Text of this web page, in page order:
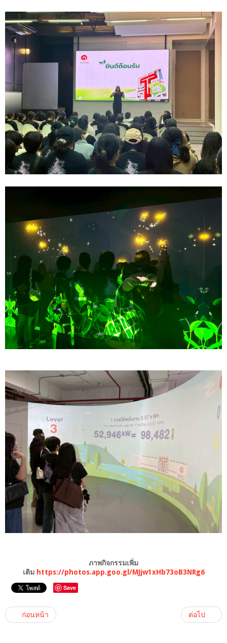
ภาพกิจกรรมเพิ่ม
เติม https://photos.app.goo.gl/MJjw1xHb73oB3NRg6
Save
ก่อนหน้า ต่อไป